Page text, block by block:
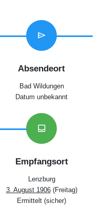
send
Absendeort
Bad Wildungen
Datum unbekannt
inbox
Empfangsort
Lenzburg
3. August 1906(Freitag)
Ermittelt (sicher)